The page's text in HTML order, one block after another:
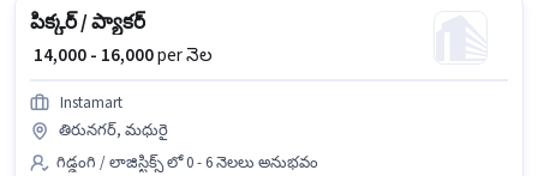
పిక్కర్ / ప్యాకర్
₹ 14,000 - 16,000per నెల
Instamart
తిరునగర్, మధురై
గిడ్డంగి / లాజిస్టిక్స్ లో 0 - 6 నెలలు అనుభవం